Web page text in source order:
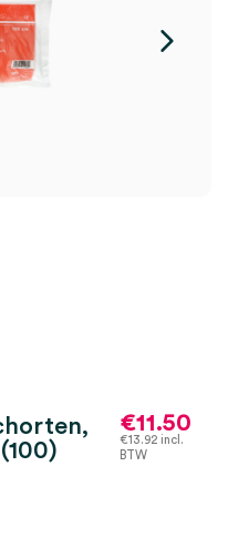
€11.50
€13.92incl.
BTW